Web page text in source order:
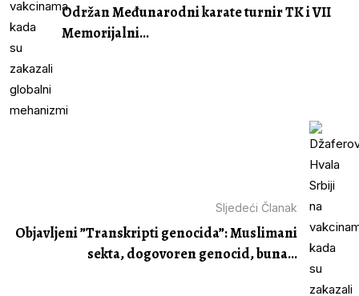
Održan Međunarodni karate turnir TK i VII
Memorijalni...
Sljedeći Članak
Objavljeni ”Transkripti genocida”: Muslimani
sekta, dogovoren genocid, buna...